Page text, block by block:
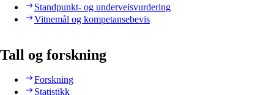
Standpunkt- og underveisvurdering
Vitnemål og kompetansebevis
Tall og forskning
Forskning
Statistikk